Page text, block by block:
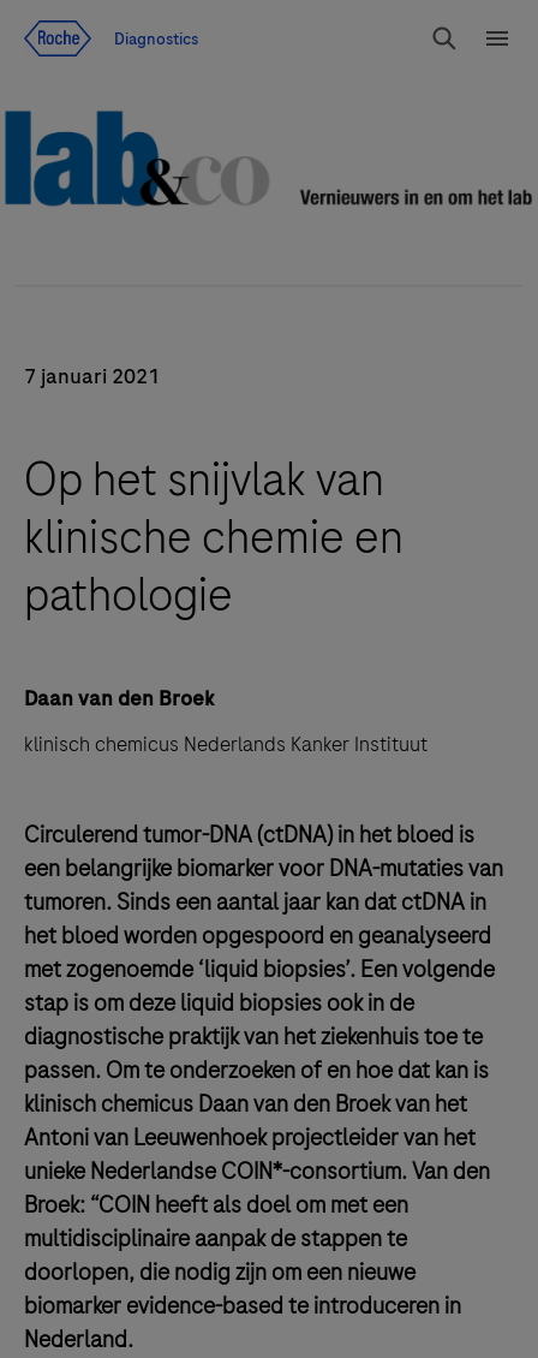
Diagnostics
Search
7 januari 2021
Op het snijvlak van
klinische chemie en
pathologie
Daan van den Broek
klinisch chemicus Nederlands Kanker Instituut
Circulerend tumor-DNA (ctDNA) in het bloed is
een belangrijke biomarker voor DNA-mutaties van
tumoren. Sinds een aantal jaar kan dat ctDNA in
het bloed worden opgespoord en geanalyseerd
met zogenoemde ‘liquid biopsies’. Een volgende
stap is om deze liquid biopsies ook in de
diagnostische praktijk van het ziekenhuis toe te
passen. Om te onderzoeken of en hoe dat kan is
klinisch chemicus Daan van den Broek van het
Antoni van Leeuwenhoek projectleider van het
unieke Nederlandse COIN*-consortium. Van den
Broek: “COIN heeft als doel om met een
multidisciplinaire aanpak de stappen te
doorlopen, die nodig zijn om een nieuwe
biomarker evidence-based te introduceren in
Nederland.